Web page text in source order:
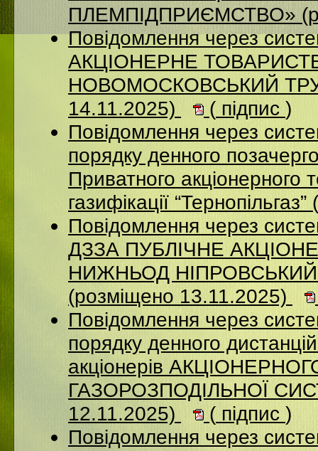
ПЛЕМПІДПРИЄМСТВО»
Повідомлення через
АКЦIОНЕРНЕ
НОВОМОСКОВСЬКИЙ
14.11.2025)
( підпис )
Повідомлення через
порядку денного
Приватного акціонерного
газифікації
Повідомлення через
ДЗЗА ПУБЛІЧНЕ
НИЖНЬОД
(розміщено 13.11.2025)
Повідомлення через
порядку денного
акціонерів
ГАЗОРОЗПОДІЛЬНОЇ
12.11.2025)
( підпис )
Повідомлення через